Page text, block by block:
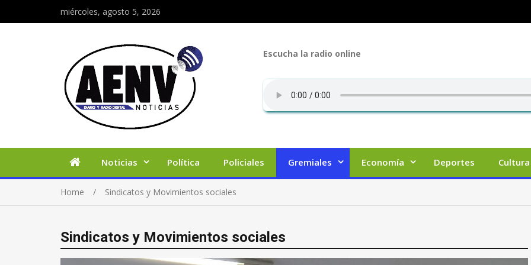
miércoles, agosto 5, 2026
Escucha la radio online
Noticias Política Policiales Gremiales Economía Deportes Cultura
Home Sindicatos y Movimientos sociales
Sindicatos y Movimientos sociales